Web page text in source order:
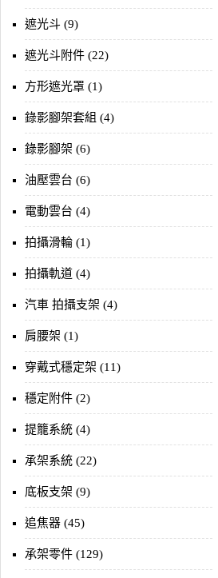
遮光斗 (9)
遮光斗附件 (22)
方形遮光罩 (1)
錄影腳架套組 (4)
錄影腳架 (6)
油壓雲台 (6)
電動雲台 (4)
拍攝滑輪 (1)
拍攝軌道 (4)
汽車 拍攝支架 (4)
肩腰架 (1)
穿戴式穩定架 (11)
穩定附件 (2)
提籠系統 (4)
承架系統 (22)
底板支架 (9)
追焦器 (45)
承架零件 (129)